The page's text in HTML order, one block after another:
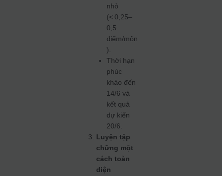
nhỏ
(< 0,25–
0,5
điểm/môn
).
Thời hạn
phúc
khảo đến
14/6 và
kết quả
dự kiến
20/6.
Luyện tập
chững một
cách toàn
diện